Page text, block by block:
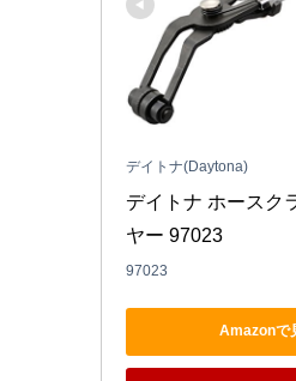
デイトナ(Daytona)
デイトナ ホースク
ヤー 97023
97023
Amazonで